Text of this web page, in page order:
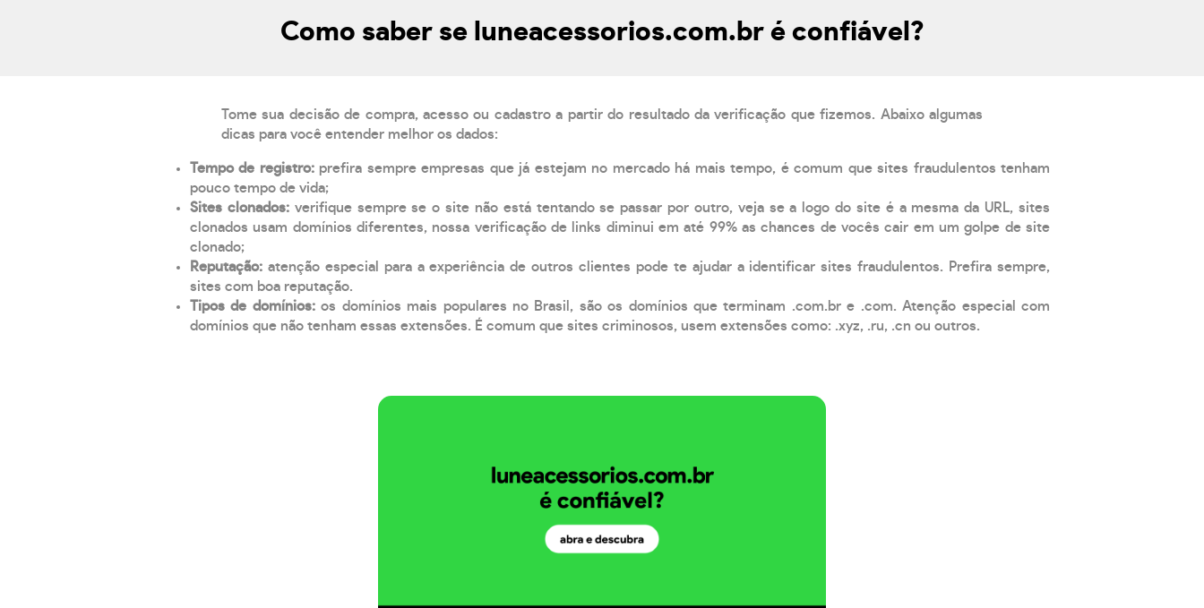
Como saber se luneacessorios.com.br é confiável?
Tome sua decisão de compra, acesso ou cadastro a partir do resultado da verificação que fizemos. Abaixo algumas
dicas para você entender melhor os dados:
Tempo de registro: prefira sempre empresas que já estejam no mercado há mais tempo, é comum que sites fraudulentos tenham
pouco tempo de vida;
Sites clonados: verifique sempre se o site não está tentando se passar por outro, veja se a logo do site é a mesma da URL, sites
clonados usam domínios diferentes, nossa verificação de links diminui em até 99% as chances de vocês cair em um golpe de site
clonado;
Reputação: atenção especial para a experiência de outros clientes pode te ajudar a identificar sites fraudulentos. Prefira sempre,
sites com boa reputação.
Tipos de domínios:os domínios mais populares no Brasil, são os domínios que terminam .com.br e .com. Atenção especial com
domínios que não tenham essas extensões. É comum que sites criminosos, usem extensões como: .xyz, .ru, .cn ou outros.